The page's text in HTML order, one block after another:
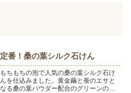
定番！桑の葉シルク石けん
もちもちの泡で人気の桑の葉シルク石け
んを仕込みました。黄金繭と蚕のエサと
なる桑の葉パウダー配合のグリーンの石